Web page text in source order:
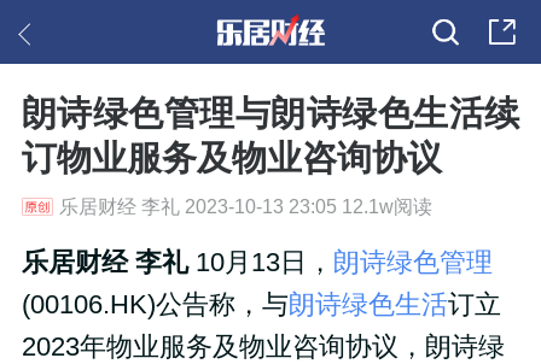
朗诗绿色管理与朗诗绿色生活续
订物业服务及物业咨询协议
乐居财经 李礼 2023-10-13 23:05 12.1w阅读
乐居财经 李礼10月13日， 朗诗绿色管理
(00106.HK)公告称，与朗诗绿色生活订立
2023年物业服务及物业咨询协议，朗诗绿